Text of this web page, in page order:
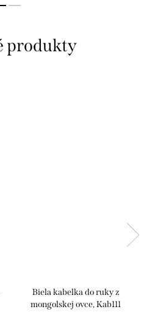
Biela kabelka do ruky z
mongolskej ovce, Kab111